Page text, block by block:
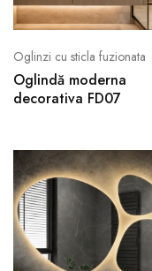
Oglinzi cu sticla fuzionata
Oglindă moderna
decorativa FD07